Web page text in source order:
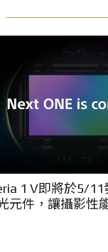
1 V即將於5/
元件，讓攝影性